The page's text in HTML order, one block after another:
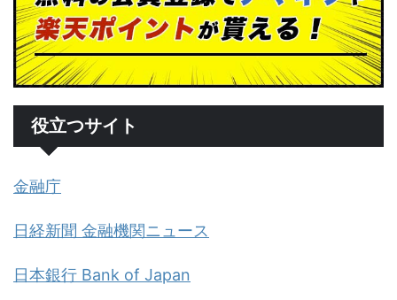
役立つサイト
金融庁
日経新聞 金融機関ニュース
日本銀行 Bank of Japan